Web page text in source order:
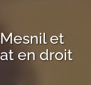
et
en droit